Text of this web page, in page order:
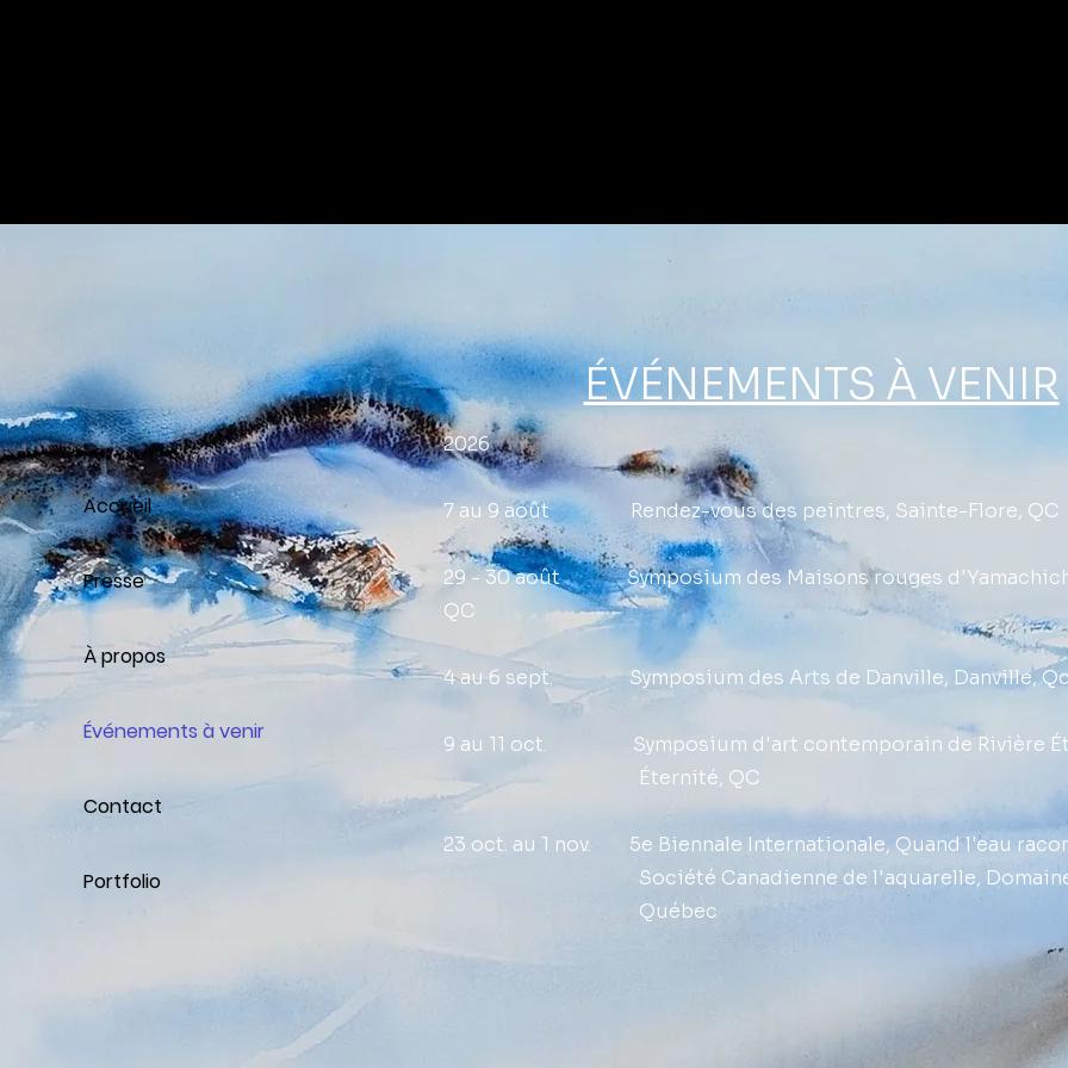
Accueil
Presse
À propos
Événements à venir
Contact
Portfolio
ÉVÉNEMENTS À VENIR
2026
7 au 9 août Rendez-vous des peintres, Sainte-Flore, QC
29 - 30 août Symposium des Maisons rouges
QC
4 au 6 sept. Symposium des Arts de Danville, Danville,
9 au 11 oct. Symposium d'art contemporain de Rivière
Éternité, QC
23 oct. au 1 nov. 5e Biennale Internationale, Quand l'eau
Société Canadienne de l'aquarelle, Domaine
Québec